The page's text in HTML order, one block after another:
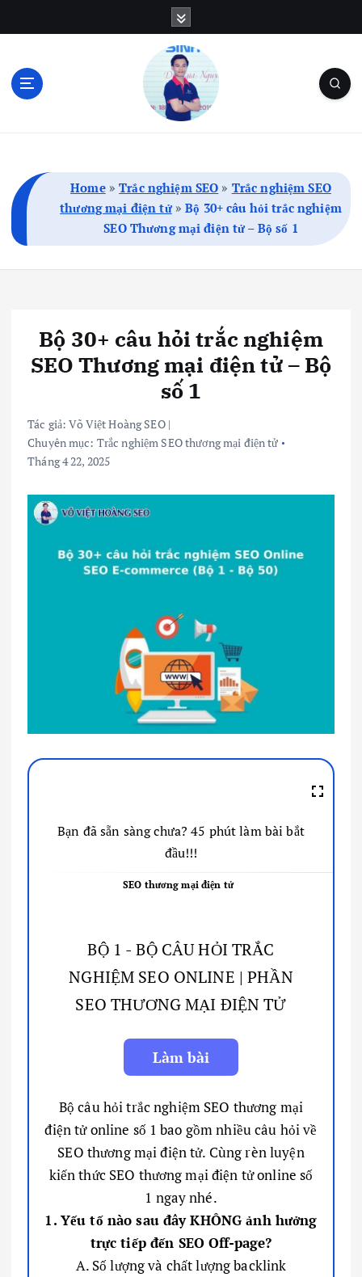
Home»Trắc nghiệm SEO » Trắc nghiệm SEO
thương mại điện tử»Bộ 30+ câu hỏi trắc nghiệm
SEO Thương mại điện tử – Bộ số 1
Bộ 30+ câu hỏi trắc nghiệm
SEO Thương mại điện tử – Bộ
số 1
Tác giả:Võ Việt Hoàng SEO|
Chuyên mục: Trắc nghiệm SEO thương mại điện tử
Tháng 4 22, 2025
Bạn đã sẵn sàng chưa? 45 phút làm bài bắt
đầu!!!
SEO thương mại điện tử
BỘ 1 - BỘ CÂU HỎI TRẮC
NGHIỆM SEO ONLINE | PHẦN
SEO THƯƠNG MẠI ĐIỆN TỬ
Bộ câu hỏi trắc nghiệm SEO thương mại
điện tử online số 1 bao gồm nhiều câu hỏi về
SEO thương mại điện tử. Cùng rèn luyện
kiến thức SEO thương mại điện tử online số
1 ngay nhé.
1. Yếu tố nào sau đây KHÔNG ảnh hưởng
trực tiếp đến SEO Off-page?
A. Số lượng và chất lượng backlink